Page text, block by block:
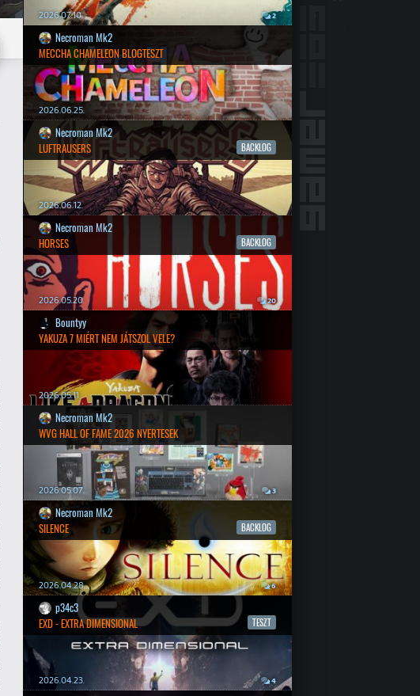
2026.07.10. 2
Necroman Mk2
MECCHA CHAMELEON BLOGTESZT
2026.06.25.
Necroman Mk2
LUFTRAUSERS
BACKLOG
2026.06.12.
Necroman Mk2
HORSES
BACKLOG
2026.05.20. 20
Bountyy
YAKUZA 7 MIÉRT NEM JÁTSZOL VELE?
2026.05.11.
Necroman Mk2
WVG HALL OF FAME 2026 NYERTESEK
2026.05.07. 3
Necroman Mk2
SILENCE
BACKLOG
2026.04.28. 6
p34c3
EXD - EXTRA DIMENSIONAL
TESZT
2026.04.23. 4